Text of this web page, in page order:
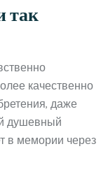
так
качественно
даже
душевный
в мемории через